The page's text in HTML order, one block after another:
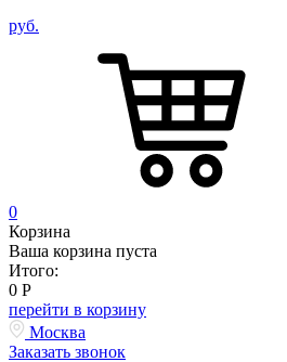
руб.
0
Корзина
Ваша корзина пуста
Итого:
0 Р
перейти в корзину
Москва
Заказать звонок